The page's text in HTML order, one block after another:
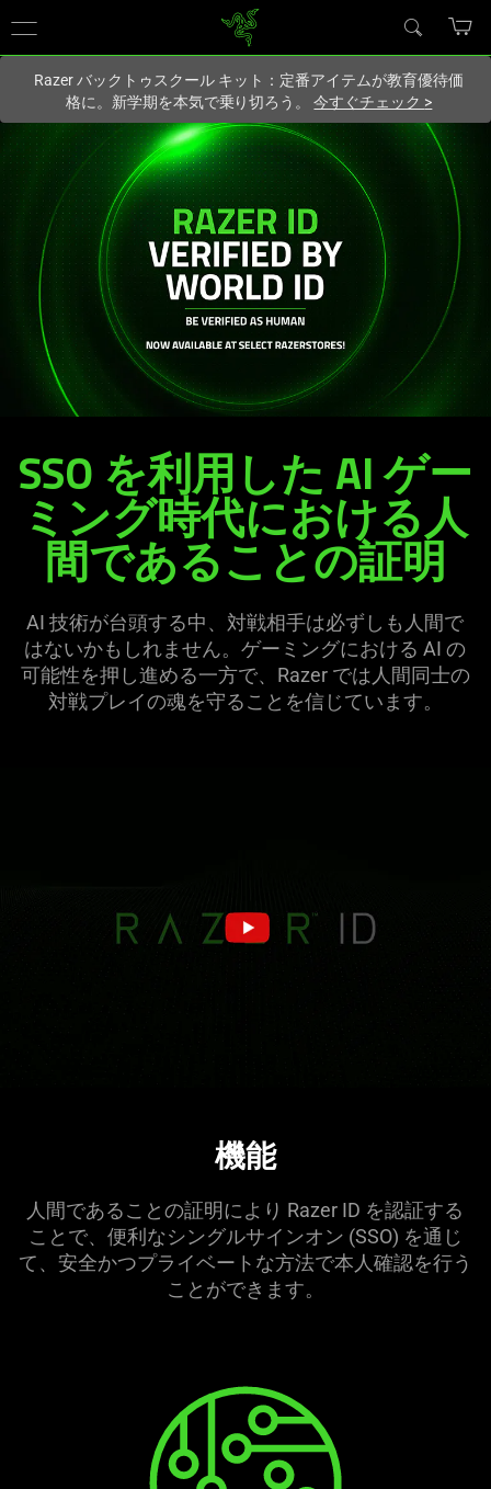
サイトにアクセスしています.
Razer バックトゥスクール キット：定番アイテムが教育優待価
格に。新学期を本気で乗り切ろう。今すぐチェック >
SSO を利用した AI ゲー
ミング時代における人
間であることの証明
AI 技術が台頭する中、対戦相手は必ずしも人間で
はないかもしれません。ゲーミングにおける AI の
可能性を押し進める一方で、Razer では人間同士の
対戦プレイの魂を守ることを信じています。
機能
人間であることの証明により Razer ID を認証する
ことで、便利なシングルサインオン (SSO) を通じ
て、安全かつプライベートな方法で本人確認を行う
ことができ ます。